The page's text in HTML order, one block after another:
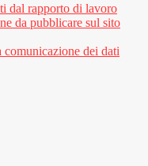
dal rapporto di lavoro
da pubblicare sul sito
comunicazione dei dati